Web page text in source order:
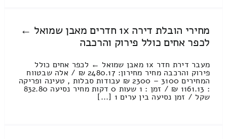
מחירי הובלת דירה 1x חדרים מאבן שמואל ←
לכפר אחים כולל פירוק והרכבה
מעבר דירת חדר 1x מאבן שמואל ← לכפר אחים כולל
פירוק והרכבה מחיר מחירון: 2480.17 ₪ / אלה שבטווח
המחירים 3100 – 2300 ₪ עבודות סבלות , טעינה ופריקה
: 1161.13 ₪ / זמן : 1 שעות 0 דקות מחיר נסיעה 832.80
שקל / זמן נסיעה בין ערים 1 [...]